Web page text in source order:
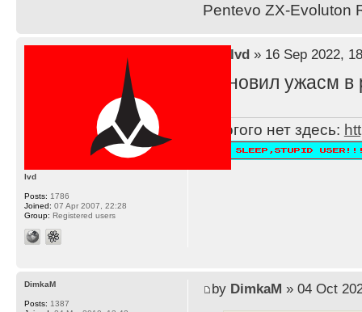
Pentevo ZX-Evoluton
lvd» 16 Sep 2022,
Обновил ужасм в
Многого нет здесь:
lvd
Posts: 1786
Joined: 07 Apr 2007, 22:28
Group: Registered users
by DimkaM » 04 Oct
DimkaM
Posts: 1387